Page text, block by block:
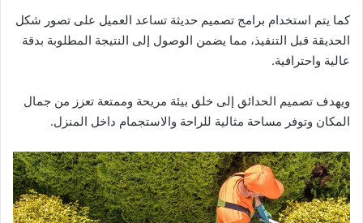
كما يتم استخدام برامج تصميم حديثة تساعد العميل على تصور شكل
الحديقة قبل التنفيذ، مما يضمن الوصول إلى النتيجة المطلوبة بدقة
عالية واحترافية.
ويهدف تصميم الحدائق إلى خلق بيئة مريحة وممتعة تعزز من جمال
المكان وتوفر مساحة مثالية للراحة والاستجمام داخل المنزل.